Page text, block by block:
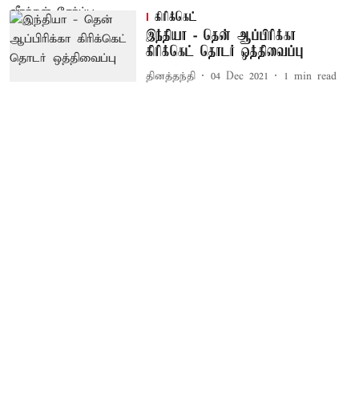
கிரிக்கெட்
இந்தியா - தென் ஆப்பிரிக்கா
கிரிக்கெட் தொடர் ஒத்திவைப்பு
தினத்தந்தி 04 Dec 2021 1 min read